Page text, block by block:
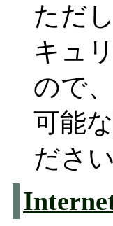
ただ
キュ
ので、
可能
ださい